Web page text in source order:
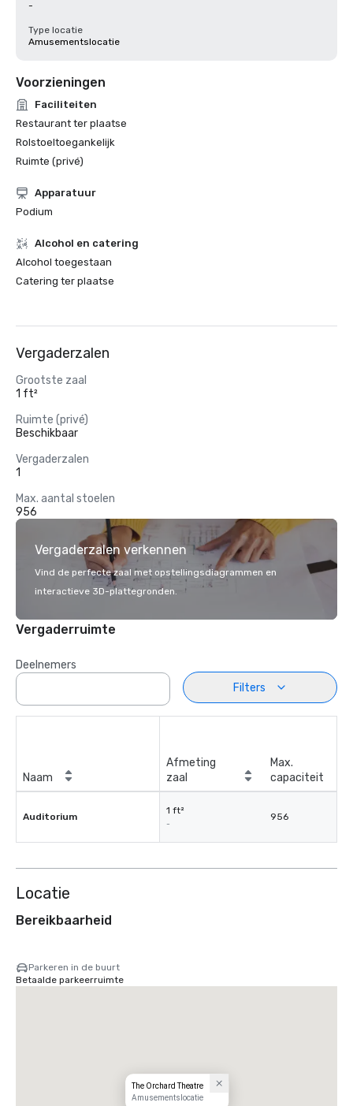
-
Type locatie
Amusementslocatie
Voorzieningen
Faciliteiten
Restaurant ter plaatse
Rolstoeltoegankelijk
Ruimte (privé)
Apparatuur
Podium
Alcohol en catering
Alcohol toegestaan
Catering ter plaatse
Vergaderzalen
Grootste zaal
1 ft²
Ruimte (privé)
Beschikbaar
Vergaderzalen
1
Max. aantal stoelen
956
Vergaderzalen verkennen
Vind de perfecte zaal met opstellingsdiagrammen en
interactieve 3D-plattegronden.
Vergaderruimte
Deelnemers
Filters
Naam
Afmeting
zaal
Max.
capaciteit
Auditorium
1 ft²
-
956
Locatie
Bereikbaarheid
Parkeren in de buurt
Betaalde parkeerruimte
The Orchard Theatre
Amusementslocatie